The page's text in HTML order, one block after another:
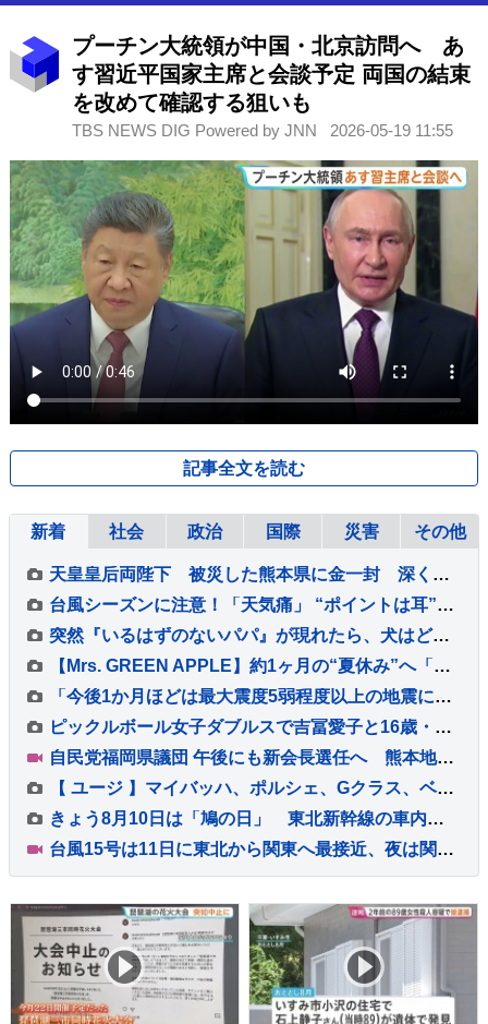
プーチン大統領が中国・北京訪問へ あ
す習近平国家主席と会談予定 両国の結束
を改めて確認する狙いも
TBS NEWS DIG Powered by JNN 2026-05-19 11:55
記事全文を読む
新着 社会 政治 国際 災害 その他
天皇皇后両陛下 被災した熊本県に金一封 深く心痛め
台風シーズンに注意！「天気痛」 “ポイントは耳”つらいときの対処法は【ひるおび】
突然『いるはずのないパパ』が現れたら、犬はどうするのか？検証した結果→尊すぎる『気付いた瞬間の反応』に「最高に可愛い」「嬉しいね」の声
【Mrs. GREEN APPLE】約1ヶ月の“夏休み”へ「街で見かけられても、十分なご配慮を」事務所の呼びかけに「ゆっくり休んで！」と温かい声続々
「今後1か月ほどは最大震度5弱程度以上の地震に注意」気象庁 有感地震は591回に【2026年熊本地震】
ピックルボール女子ダブルスで吉冨愛子と16歳・佐脇京ペアが銅メダル獲得 2大会連続の表彰台【ホーチミンシティOP】
自民党福岡県議団 午後にも新会長選任へ 熊本地震直後の政治資金パーティー開催で批判受け前会長辞任…会長選には若手議員2人が立候補
【 ユージ 】マイバッハ、ポルシェ、Gクラス、ベントレー…ナンバー「8」でそろえた華麗なる愛車の写真を公開 フォロワー「スゴいクルマばかりだ」
きょう8月10日は「鳩の日」 東北新幹線の車内にハトが迷い込む ハトも帰省？
台風15号は11日に東北から関東へ最接近、夜は関東や福島県で雨強まる所も 沿岸を中心に強風や高波にも注意【台風情報】